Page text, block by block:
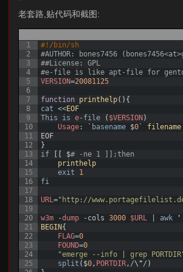
老套路,贴代码和截图:
1
2
3
4
5
6
7
8
9
10
11
12
13
14
15
16
17
18
19
20
21
22
23
24
25
#!/bin/sh
#AUTHOR: bones7456
##License: GPL
#e-file is like apt-file for
VERSION=20081125
function printhelp( ) {
cat <<EOF
This
is e- file ( $VERSION )
Usage: ` basename $0 `
filename
EOF
}
if
$# -ne 1 ]];then
printhelp
exit
1
fi
URL="http://
w3m -dump -cols 3000 $URL awk
'
BEGIN{
FLAG=0
FOUND=0
"emerge --info | grep
split ( $0, PORTDIR, /\ "/ )